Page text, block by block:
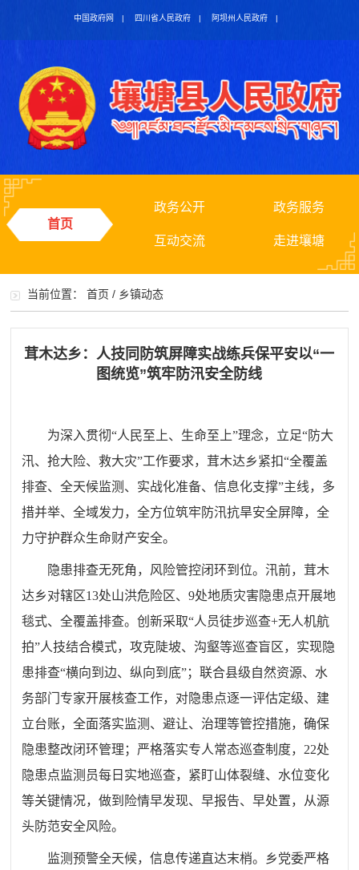
中国政府网 | 四川省人民政府 | 阿坝州人民政府 |
首页
政务公开 政务服务
互动交流 走进壤塘
当前位置：首页 / 乡镇动态
茸木达乡：人技同防筑屏障实战练兵保平安以“一
图统览”筑牢防汛安全防线
为深入贯彻“人民至上、生命至上”理念，立足“防大
汛、抢大险、救大灾”工作要求，茸木达乡紧扣“全覆盖
排查、全天候监测、实战化准备、信息化支撑”主线，多
措并举、全域发力，全方位筑牢防汛抗旱安全屏障，全
力守护群众生命财产安全。
隐患排查无死角，风险管控闭环到位。汛前，茸木
达乡对辖区13处山洪危险区、9处地质灾害隐患点开展地
毯式、全覆盖排查。创新采取“人员徒步巡查+无人机航
拍”人技结合模式，攻克陡坡、沟壑等巡查盲区，实现隐
患排查“横向到边、纵向到底”；联合县级自然资源、水
务部门专家开展核查工作，对隐患点逐一评估定级、建
立台账，全面落实监测、避让、治理等管控措施，确保
隐患整改闭环管理；严格落实专人常态巡查制度，22处
隐患点监测员每日实地巡查，紧盯山体裂缝、水位变化
等关键情况，做到险情早发现、早报告、早处置，从源
头防范安全风险。
监测预警全天候，信息传递直达末梢。乡党委严格